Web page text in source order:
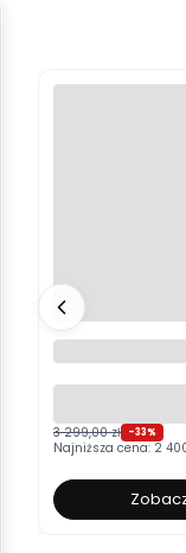
Łóżko
BOSTON
pojemnikiem
3 299,00 zł -33%
Najniższa cena: 2